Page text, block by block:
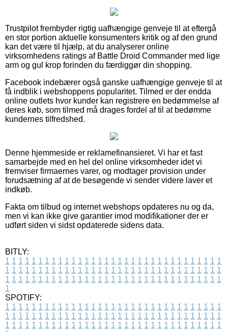
Trustpilot frembyder rigtig uafhængige genveje til at eftergå
en stor portion aktuelle konsumenters kritik og af den grund
kan det være til hjælp, at du analyserer online
virksomhedens ratings af Battle Droid Commander med lige
arm og gul krop forinden du færdiggør din shopping.
Facebook indebærer også ganske uafhængige genveje til at
få indblik i webshoppens popularitet. Tilmed er der endda
online outlets hvor kunder kan registrere en bedømmelse af
deres køb, som tilmed må drages fordel af til at bedømme
kundernes tilfredshed.
Denne hjemmeside er reklamefinansieret. Vi har et fast
samarbejde med en hel del online virksomheder idet vi
fremviser firmaernes varer, og modtager provision under
forudsætning af at de besøgende vi sender videre laver et
indkøb.
Fakta om tilbud og internet webshops opdateres nu og da,
men vi kan ikke give garantier imod modifikationer der er
udført siden vi sidst opdaterede sidens data.
BITLY:
1 1 1 1 1 1 1 1 1 1 1 1 1 1 1 1 1 1 1 1 1 1 1 1 1 1 1 1 1 1 1 1 1
1 1 1 1 1 1 1 1 1 1 1 1 1 1 1 1 1 1 1 1 1 1 1 1 1 1 1 1 1 1 1 1 1
1 1 1 1 1 1 1 1 1 1 1 1 1 1 1 1 1 1 1 1 1 1 1 1 1 1 1 1 1 1 1 1 1
1
SPOTIFY:
1 1 1 1 1 1 1 1 1 1 1 1 1 1 1 1 1 1 1 1 1 1 1 1 1 1 1 1 1 1 1 1 1
1 1 1 1 1 1 1 1 1 1 1 1 1 1 1 1 1 1 1 1 1 1 1 1 1 1 1 1 1 1 1 1 1
1 1 1 1 1 1 1 1 1 1 1 1 1 1 1 1 1 1 1 1 1 1 1 1 1 1 1 1 1 1 1 1 1